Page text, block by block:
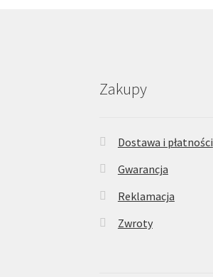
Zakupy
Dostawa i płatności
Gwarancja
Reklamacja
Zwroty